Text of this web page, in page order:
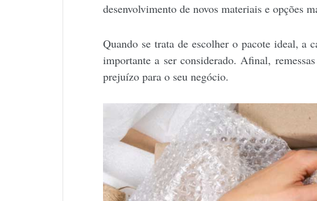
desenvolvimento de novos materiais e opções
Quando se trata de escolher o pacote ideal, a
importante a ser considerado. Afinal,
prejuízo para o seu negócio.